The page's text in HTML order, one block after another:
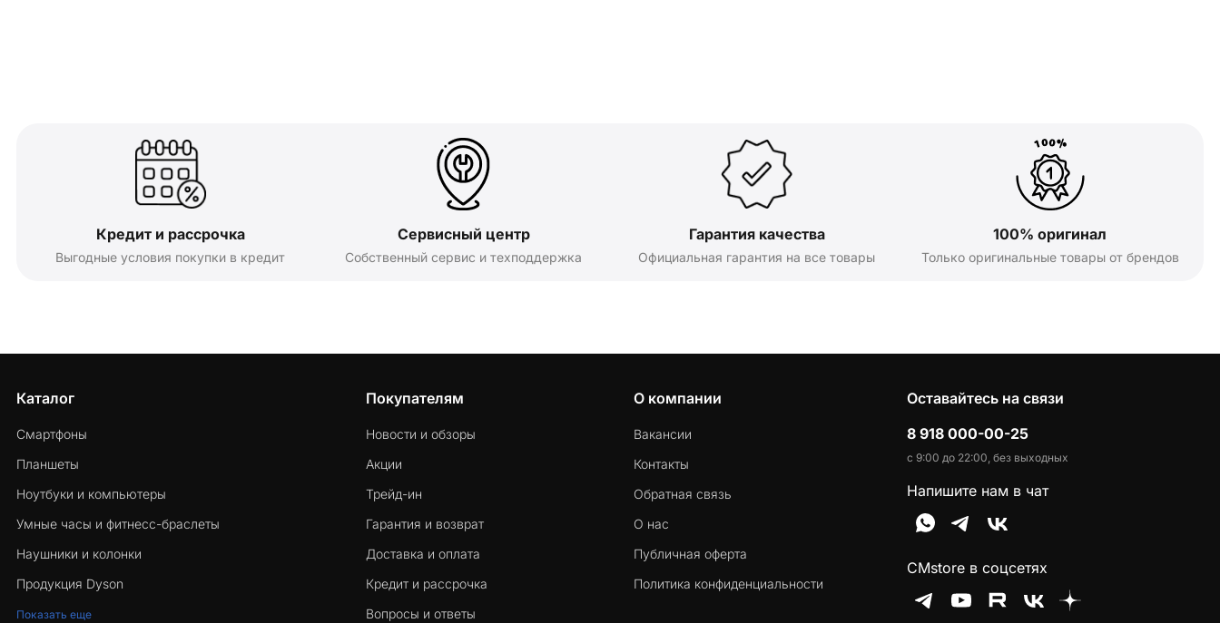
Кредит и рассрочка
Выгодные условия покупки в кредит
Сервисный центр
Собственный сервис и техподдержка
Гарантия качества
Официальная гарантия на все товары
100% оригинал
Только оригинальные товары от брендов
Каталог
Смартфоны
Планшеты
Ноутбуки и компьютеры
Умные часы и фитнесс-браслеты
Наушники и колонки
Продукция Dyson
Показать еще
Покупателям
Новости и обзоры
Акции
Трейд-ин
Гарантия и возврат
Доставка и оплата
Кредит и рассрочка
Вопросы и ответы
О компании
Вакансии
Контакты
Обратная связь
О нас
Публичная оферта
Политика конфиденциальности
Оставайтесь на связи
8 918 000-00-25
с 9:00 до 22:00, без выходных
Напишите нам в чат
CMstore в соцсетях